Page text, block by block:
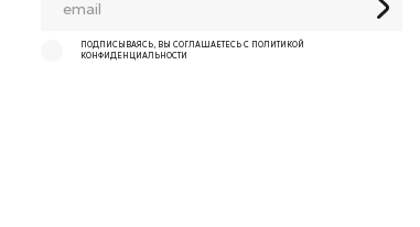
ПОДПИСЫВАЯСЬ, ВЫ СОГЛАШАЕТЕСЬ С ПОЛИТИКОЙ
КОНФИДЕНЦИАЛЬНОСТИ